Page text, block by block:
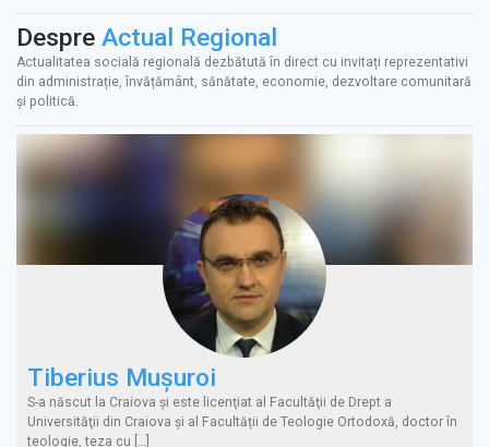
Despre Actual Regional
Actualitatea socială regională dezbătută în direct cu invitați reprezentativi
din administrație, învățământ, sănătate, economie, dezvoltare comunitară
și politică.
Tiberius Muşuroi
S-a născut la Craiova şi este licenţiat al Facultăţii de Drept a
Universităţii din Craiova și al Facultății de Teologie Ortodoxă, doctor în
teologie, teza cu […]